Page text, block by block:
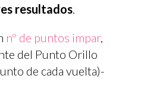
resultados.
nº de puntos impar,
del Punto Orillo
de cada vuelta)-